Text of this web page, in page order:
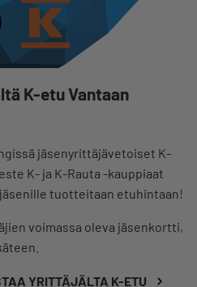
K-etu Vantaan
jäsenyrittäjävetoiset K-
K- ja K-Rauta -kauppiaat
tuotteitaan etuhintaan!
voimassa oleva jäsenkortti,
YRITTÄJÄLTA K-ETU